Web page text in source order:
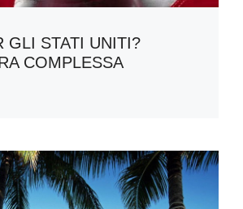
GLI STATI UNITI?
COMPLESSA